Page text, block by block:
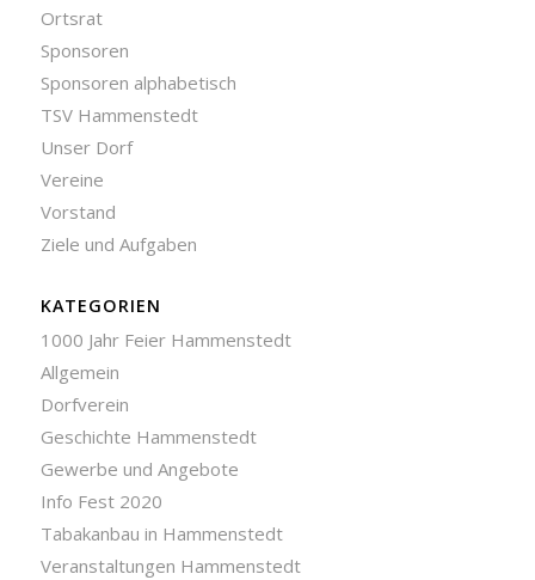
Ortsrat
Sponsoren
Sponsoren alphabetisch
TSV Hammenstedt
Unser Dorf
Vereine
Vorstand
Ziele und Aufgaben
KATEGORIEN
1000 Jahr Feier Hammenstedt
Allgemein
Dorfverein
Geschichte Hammenstedt
Gewerbe und Angebote
Info Fest 2020
Tabakanbau in Hammenstedt
Veranstaltungen Hammenstedt